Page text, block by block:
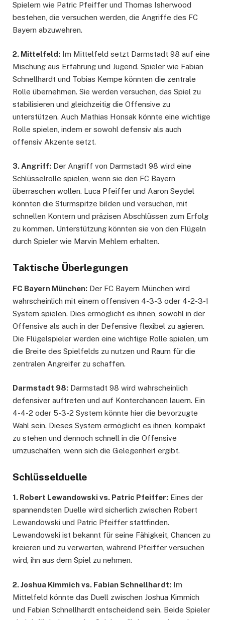
Spielern wie Patric Pfeiffer und Thomas Isherwood
bestehen, die versuchen werden, die Angriffe des FC
Bayern abzuwehren.
2. Mittelfeld: Im Mittelfeld setzt Darmstadt 98 auf eine
Mischung aus Erfahrung und Jugend. Spieler wie Fabian
Schnellhardt und Tobias Kempe könnten die zentrale
Rolle übernehmen. Sie werden versuchen, das Spiel zu
stabilisieren und gleichzeitig die Offensive zu
unterstützen. Auch Mathias Honsak könnte eine wichtige
Rolle spielen, indem er sowohl defensiv als auch
offensiv Akzente setzt.
3. Angriff: Der Angriff von Darmstadt 98 wird eine
Schlüsselrolle spielen, wenn sie den FC Bayern
überraschen wollen. Luca Pfeiffer und Aaron Seydel
könnten die Sturmspitze bilden und versuchen, mit
schnellen Kontern und präzisen Abschlüssen zum Erfolg
zu kommen. Unterstützung könnten sie von den Flügeln
durch Spieler wie Marvin Mehlem erhalten.
Taktische Überlegungen
FC Bayern München: Der FC Bayern München wird
wahrscheinlich mit einem offensiven 4-3-3 oder 4-2-3-1
System spielen. Dies ermöglicht es ihnen, sowohl in der
Offensive als auch in der Defensive flexibel zu agieren.
Die Flügelspieler werden eine wichtige Rolle spielen, um
die Breite des Spielfelds zu nutzen und Raum für die
zentralen Angreifer zu schaffen.
Darmstadt 98: Darmstadt 98 wird wahrscheinlich
defensiver auftreten und auf Konterchancen lauern. Ein
4-4-2 oder 5-3-2 System könnte hier die bevorzugte
Wahl sein. Dieses System ermöglicht es ihnen, kompakt
zu stehen und dennoch schnell in die Offensive
umzuschalten, wenn sich die Gelegenheit ergibt.
Schlüsselduelle
1. Robert Lewandowski vs. Patric Pfeiffer: Eines der
spannendsten Duelle wird sicherlich zwischen Robert
Lewandowski und Patric Pfeiffer stattfinden.
Lewandowski ist bekannt für seine Fähigkeit, Chancen zu
kreieren und zu verwerten, während Pfeiffer versuchen
wird, ihn aus dem Spiel zu nehmen.
2. Joshua Kimmich vs. Fabian Schnellhardt: Im
Mittelfeld könnte das Duell zwischen Joshua Kimmich
und Fabian Schnellhardt entscheidend sein. Beide Spieler